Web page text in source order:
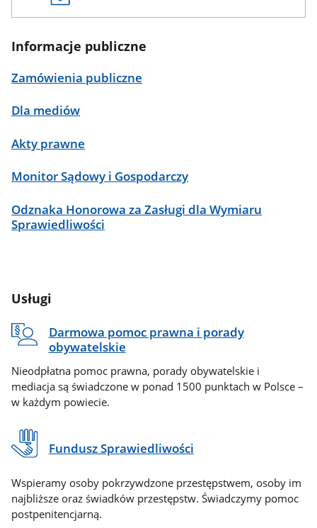
Informacje publiczne
Zamówienia publiczne
Dla mediów
Akty prawne
Monitor Sądowy i Gospodarczy
Odznaka Honorowa za Zasługi dla Wymiaru
Sprawiedliwości
Usługi
Darmowa pomoc prawna i porady
obywatelskie
Nieodpłatna pomoc prawna, porady obywatelskie i
mediacja są świadczone w ponad 1500 punktach w Polsce –
w każdym powiecie.
Fundusz Sprawiedliwości
Wspieramy osoby pokrzywdzone przestępstwem, osoby im
najbliższe oraz świadków przestępstw. Świadczymy pomoc
postpenitencjarną.